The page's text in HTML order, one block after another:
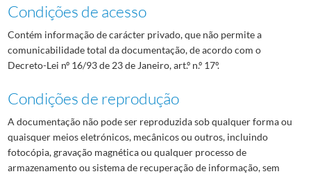
Condições de acesso
Contém informação de carácter privado, que não permite a
comunicabilidade total da documentação, de acordo com o
Decreto-Lei nº 16/93 de 23 de Janeiro, art.º n.º 17º.
Condições de reprodução
A documentação não pode ser reproduzida sob qualquer forma ou
quaisquer meios eletrónicos, mecânicos ou outros, incluindo
fotocópia, gravação magnética ou qualquer processo de
armazenamento ou sistema de recuperação de informação, sem